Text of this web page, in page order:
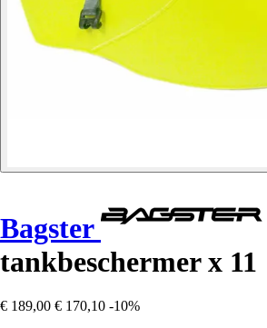
Bagster
tankbeschermer x 11
€ 189,00 € 170,10 -10%